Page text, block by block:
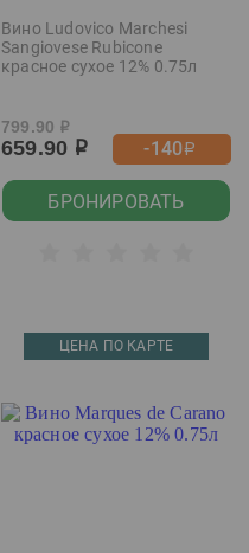
Вино Ludovico Marchesi
Sangiovese Rubicone
красное сухое 12% 0.75л
799.90 р
659.90 р -140р
БРОНИРОВАТЬ
ЦЕНА ПО КАРТЕ